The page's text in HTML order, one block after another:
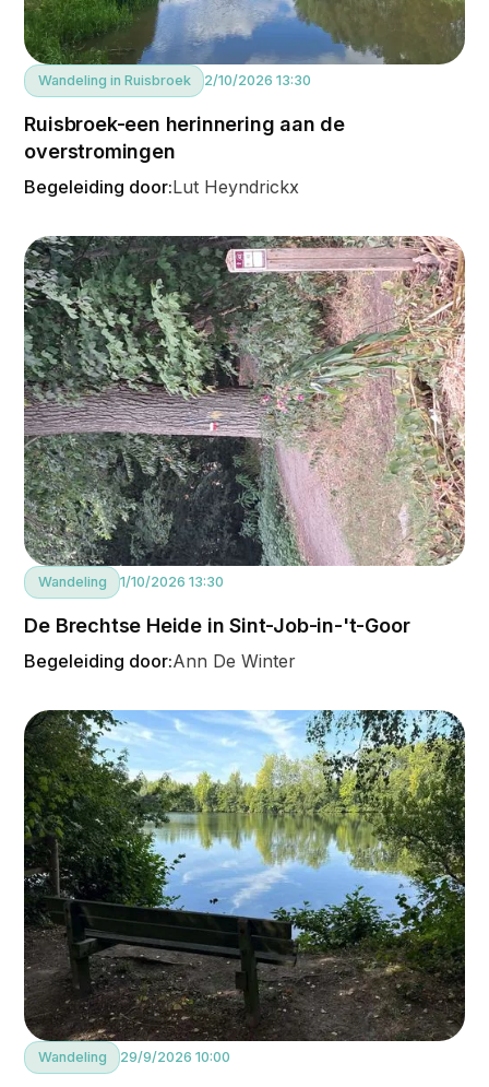
Wandeling in Ruisbroek 2/10/2026 13:30
Ruisbroek-een herinnering aan de
overstromingen
Begeleiding door:Lut Heyndrickx
Wandeling 1/10/2026 13:30
De Brechtse Heide in Sint-Job-in-'t-Goor
Begeleiding door:Ann De Winter
Wandeling 29/9/2026 10:00